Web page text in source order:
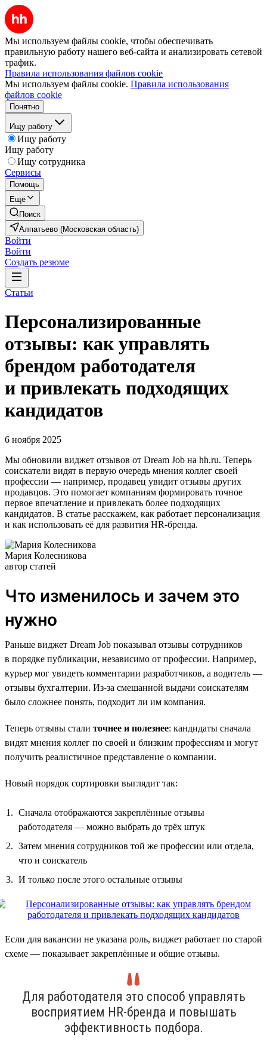
Мы используем файлы cookie, чтобы обеспечивать
правильную работу нашего веб-сайта и анализировать сетевой
трафик.
Правила использования файлов cookie
Мы используем файлы cookie. Правила использования
файлов cookie
Понятно
Ищу работу
Ищу работу
Ищу работу
Ищу сотрудника
Сервисы
Помощь
Ещё
Поиск
Алпатьево (Московская область)
Войти
Войти
Создать резюме
Статьи
Персонализированные
отзывы: как управлять
брендом работодателя
и привлекать подходящих
кандидатов
6 ноября 2025
Мы обновили виджет отзывов от Dream Job на hh.ru. Теперь
соискатели видят в первую очередь мнения коллег своей
профессии — например, продавец увидит отзывы других
продавцов. Это помогает компаниям формировать точное
первое впечатление и привлекать более подходящих
кандидатов. В статье расскажем, как работает персонализация
и как использовать её для развития HR-бренда.
Мария Колесникова
автор статей
Что изменилось и зачем это
нужно
Раньше виджет Dream Job показывал отзывы сотрудников
в порядке публикации, независимо от профессии. Например,
курьер мог увидеть комментарии разработчиков, а водитель —
отзывы бухгалтерии. Из-за смешанной выдачи соискателям
было сложнее понять, подходит ли им компания.
Теперь отзывы стали точнее и полезнее: кандидаты сначала
видят мнения коллег по своей и близким профессиям и могут
получить реалистичное представление о компании.
Новый порядок сортировки выглядит так:
Сначала отображаются закреплённые отзывы
работодателя — можно выбрать до трёх штук
Затем мнения сотрудников той же профессии или отдела,
что и соискатель
И только после этого остальные отзывы
Если для вакансии не указана роль, виджет работает по старой
схеме — показывает закреплённые и общие отзывы.
Для работодателя это способ управлять
восприятием HR-бренда и повышать
эффективность подбора.